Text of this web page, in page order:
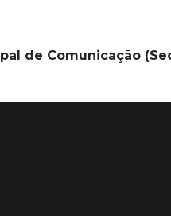
de Comunicação